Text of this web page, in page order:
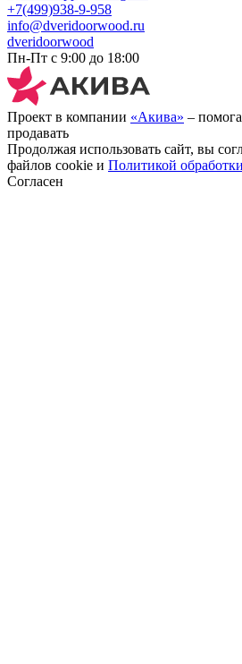
+7(499)938-9-958
info@dveridoorwood.ru
dveridoorwood
Пн-Пт с 9:00 до 18:00
Проект в компании «Акива» –
продавать
Продолжая использовать сайт, вы
файлов cookie и Политикой
Согласен